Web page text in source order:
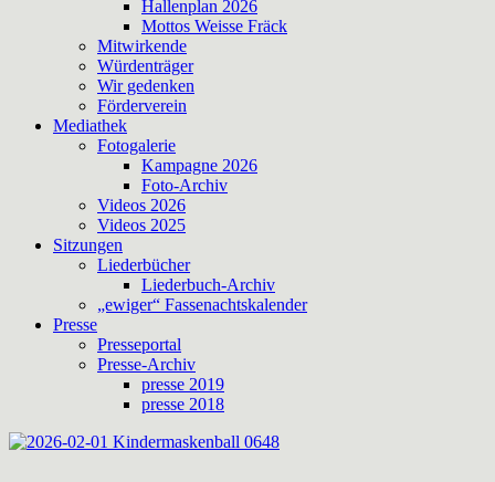
Hallenplan 2026
Mottos Weisse Fräck
Mitwirkende
Würdenträger
Wir gedenken
Förderverein
Mediathek
Fotogalerie
Kampagne 2026
Foto-Archiv
Videos 2026
Videos 2025
Sitzungen
Liederbücher
Liederbuch-Archiv
„ewiger“ Fassenachtskalender
Presse
Presseportal
Presse-Archiv
presse 2019
presse 2018